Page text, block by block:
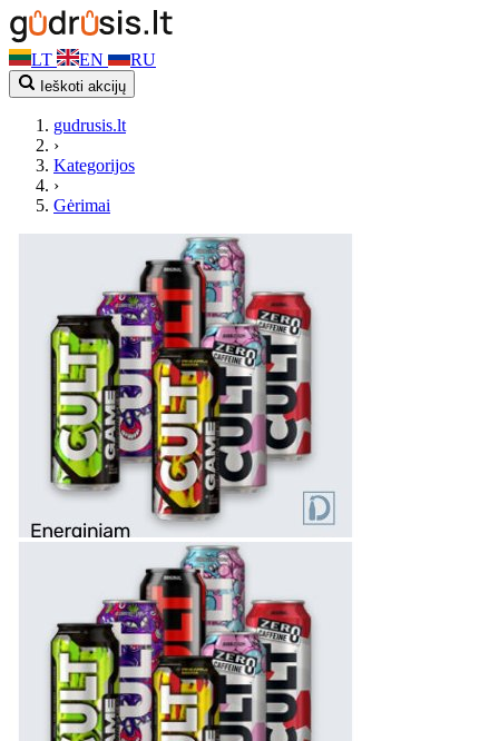
LT EN RU
Ieškoti akcijų
gudrusis.lt
›
Kategorijos
›
Gėrimai